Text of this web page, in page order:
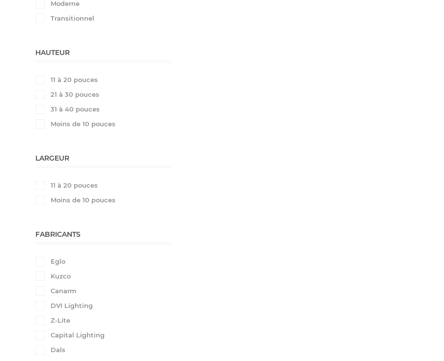
Moderne
Transitionnel
HAUTEUR
11 à 20 pouces
21 à 30 pouces
31 à 40 pouces
Moins de 10 pouces
LARGEUR
11 à 20 pouces
Moins de 10 pouces
FABRICANTS
Eglo
Kuzco
Canarm
DVI Lighting
Z-Lite
Capital Lighting
Dals